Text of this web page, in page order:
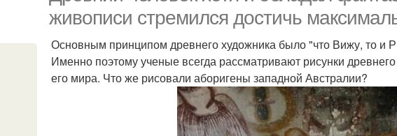
живописи стремился достичь
Основным принципом древнего художника было "что Вижу, то и
Именно поэтому ученые всегда рассматривают рисунки
его мира. Что же рисовали аборигены западной Австралии?